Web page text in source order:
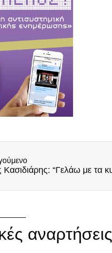
αναρτήσεις